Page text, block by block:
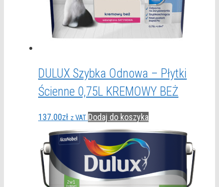
DULUX Szybka Odnowa – Płytki
Ścienne 0,75L KREMOWY BEŻ
137.00zł z VAT Dodaj do koszyka